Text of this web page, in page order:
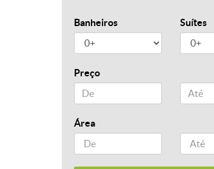
Banheiros Suítes
Preço
Área